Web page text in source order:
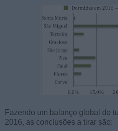
Fazendo um balanço global do
2016, as conclusões a tirar são: